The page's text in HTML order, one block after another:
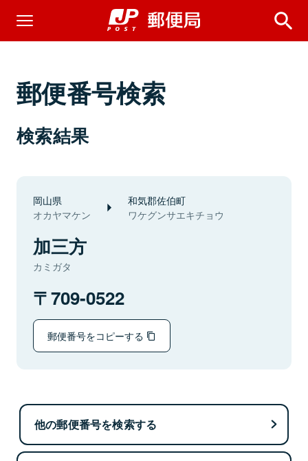
郵便番号検索
検索結果
岡山県
オカヤマケン
和気郡佐伯町
ワケグンサエキチョウ
加三方
カミガタ
709-0522
郵便番号をコピーする
他の郵便番号を検索する